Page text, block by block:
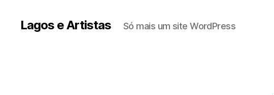
Lagos e Artistas Só mais um site WordPress